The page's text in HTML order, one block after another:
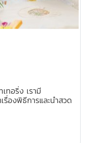
ทอริ่ง เรามี
องพิธีการและนำสวด